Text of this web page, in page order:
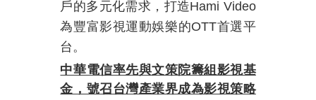
戶的多元化需求，打造Hami Video
為豐富影視運動娛樂的OTT首選平
台。
中華電信率先與文策院籌組影視基
金，號召台灣產業界成為影視策略